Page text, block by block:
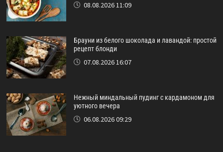
08.08.2026 11:09
Брауни из белого шоколада и лавандой: простой
рецепт блонди
07.08.2026 16:07
Нежный миндальный пудинг с кардамоном для
уютного вечера
06.08.2026 09:29